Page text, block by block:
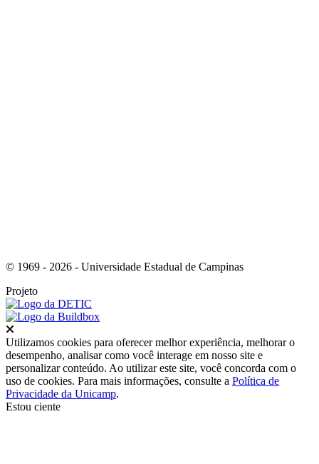
© 1969 - 2026 - Universidade Estadual de Campinas
Projeto
Utilizamos cookies para oferecer melhor experiência, melhorar o
desempenho, analisar como você interage em nosso site e
personalizar conteúdo. Ao utilizar este site, você concorda com o
uso de cookies. Para mais informações, consulte a Política de
Privacidade da Unicamp.
Estou ciente